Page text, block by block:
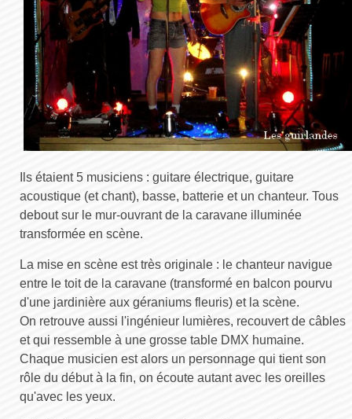
Ils étaient 5 musiciens : guitare électrique, guitare
acoustique (et chant), basse, batterie et un chanteur. Tous
debout sur le mur-ouvrant de la caravane illuminée
transformée en scène.
La mise en scène est très originale : le chanteur navigue
entre le toit de la caravane (transformé en balcon pourvu
d'une jardinière aux géraniums fleuris) et la scène.
On retrouve aussi l'ingénieur lumières, recouvert de câbles
et qui ressemble à une grosse table DMX humaine.
Chaque musicien est alors un personnage qui tient son
rôle du début à la fin, on écoute autant avec les oreilles
qu'avec les yeux.